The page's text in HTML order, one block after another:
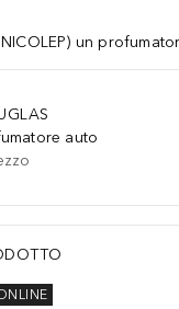
un
auto